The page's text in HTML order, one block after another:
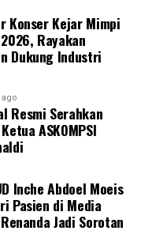
Konser Kejar Mimpi
Rayakan
Dukung Industri
Resmi Serahkan
ASKOMPSI
Inche Abdoel Moeis
Pasien di Media
Jadi Sorotan